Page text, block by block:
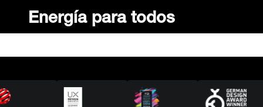
Energía para todos